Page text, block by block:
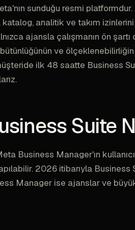
sunduğu resmi
katalog, analitik ve takım
ajansla çalışmanın ön
ve
ilk 48 saatte Business
Suite
Business Manager'ın
2026 itibarıyla
Manager ise ajanslar ve